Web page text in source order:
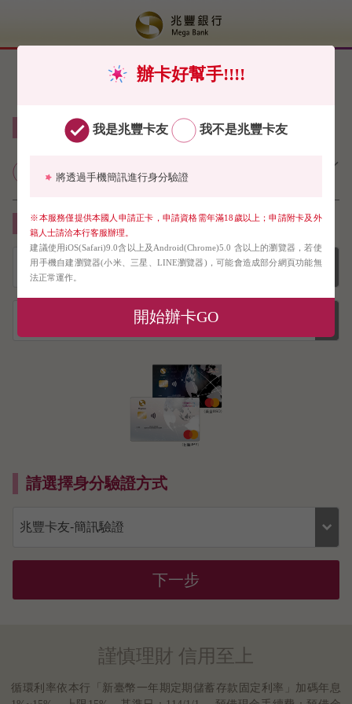
線上申請信用卡免郵寄（限申請正卡）
約約定條款
請下拉選單選擇您要申請的信用卡
請選擇身分驗證方式
下一步
謹慎理財 信用至上
循環利率依本行「新臺幣一年期定期儲蓄存款固定利率」加碼年息
辦卡好幫手!!!!
我是兆豐卡友 我不是兆豐卡友
將透過手機簡訊進行身分驗證
※本服務僅提供本國人申請正卡，申請資格需年滿18歲以上；申請附卡及外
籍人士請洽本行客服辦理。
建議使用iOS(Safari)9.0含以上及Android(Chrome)5.0 含以上的瀏覽器，若使
用手機自建瀏覽器(小米、三星、LINE瀏覽器)，可能會造成部分網頁功能無
法正常運作。
開始辦卡GO